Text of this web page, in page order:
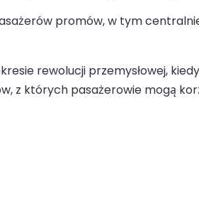
promów, w tym
rewolucji przemysłowej,
z których pasażerowie mogą